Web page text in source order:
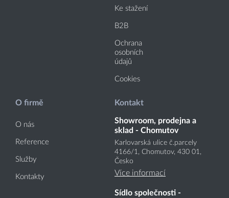
Ke stažení
B2B
Ochrana
osobních
údajů
Cookies
O firmě
O nás
Reference
Služby
Kontakty
Kontakt
Showroom, prodejna a
sklad - Chomutov
Karlovarská ulice č.parcely
4166/1, Chomutov, 430 01,
Česko
Více informací
Sídlo společnosti -